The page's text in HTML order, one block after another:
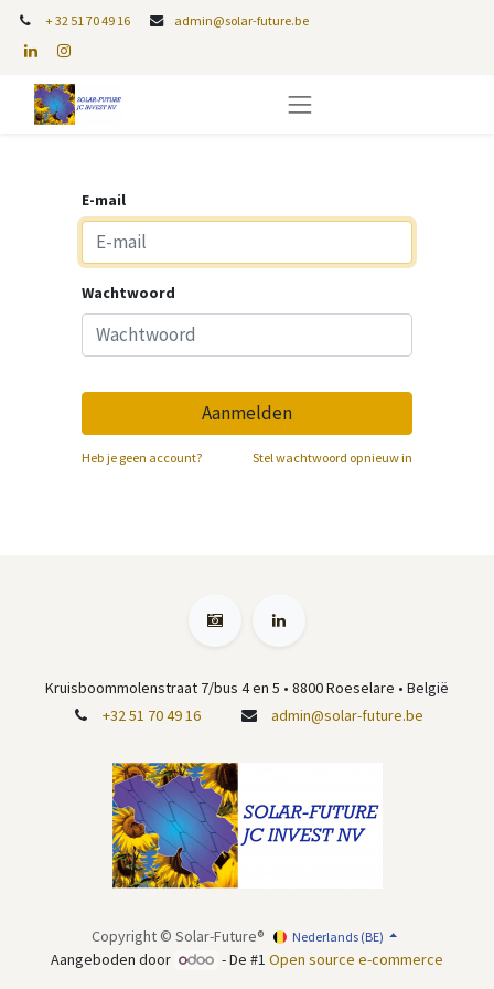
+32 51 70 49 16 admin@solar-future.be
E-mail
Wachtwoord
Aanmelden
Heb je geen account? Stel wachtwoord opnieuw in
Kruisboommolenstraat 7/bus 4 en 5 • 8800 Roeselare • België
+32 51 70 49 16
admin@solar-future.be
Copyright © Solar-Future® Nederlands (BE)
Aangeboden door - De #1Open source e-commerce